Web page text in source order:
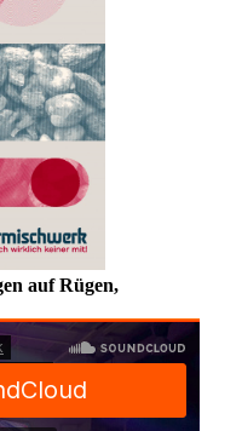
auf Rügen,